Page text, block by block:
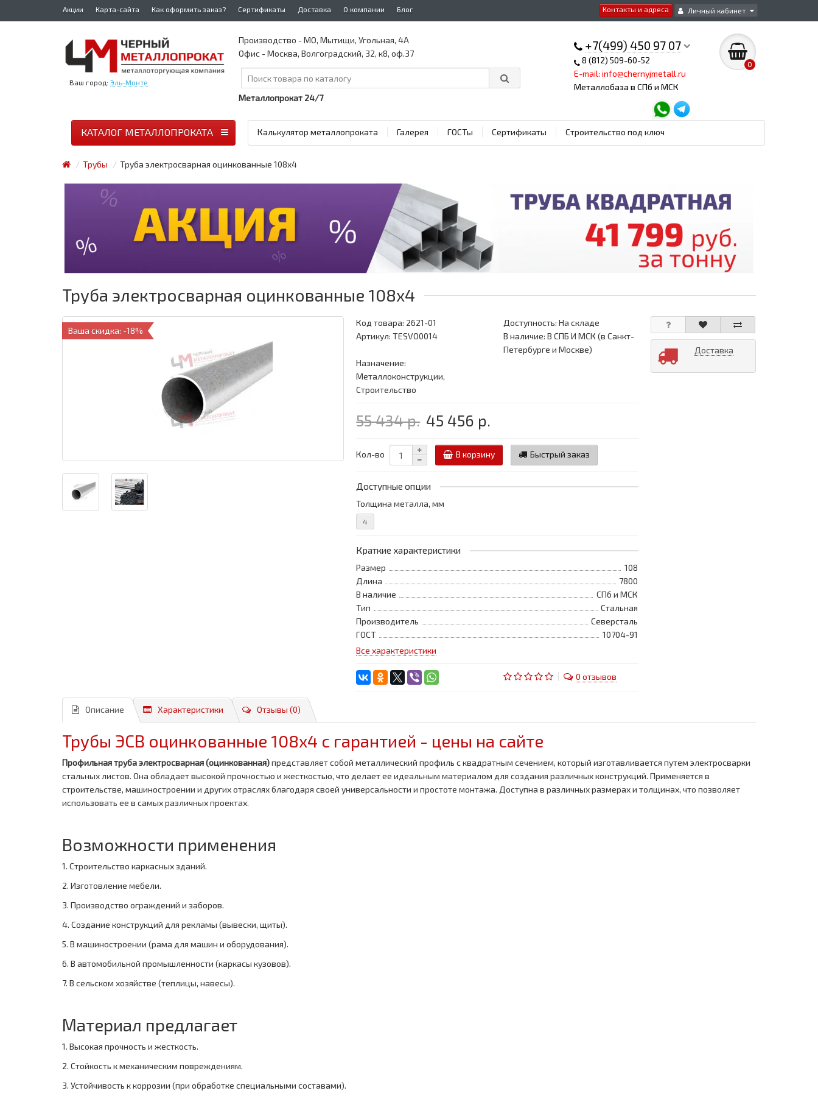
Контакты и адреса Личный кабинет
Акции Карта-сайта Как оформить заказ? Сертификаты Доставка О компании Блог
Ваш город: Эль-Монте
+7(499) 450 97 07
8 (812) 509-60-52
E-mail: info@chernyjmetall.ru
Металлобаза в СПб и МСК
0
Производство - МО, Мытищи, Угольная, 4А
Офис - Москва, Волгоградский, 32, к8, оф.37
Металлопрокат 24/7
Калькулятор металлопроката Галерея ГОСТы Сертификаты Строительство под ключ
КАТАЛОГ МЕТАЛЛОПРОКАТА
Трубы Труба электросварная оцинкованные 108x4
Труба электросварная оцинкованные 108x4
Ваша скидка: -18%
Код товара: 2621-01
Доступность: На складе
Артикул: TESVO0014
В наличие: В СПБ И МСК (в Санкт-
Петербурге и Москве)
Назначение:
Металлоконструкции,
Строительство
55 434 р. 45 456 р.
Кол-во В корзину Быстрый заказ
Доступные опции
Толщина металла, мм
4
Краткие характеристики
Размер
108
Длина
7800
В наличие
СПб и МСК
Тип
Стальная
Производитель
Северсталь
ГОСТ
10704-91
Все характеристики
0 отзывов
Доставка
Описание Характеристики Отзывы (0)
Трубы ЭСВ оцинкованные 108x4 с гарантией - цены на сайте
Профильная труба электросварная (оцинкованная)представляет собой металлический профиль с квадратным сечением, который изготавливается путем электросварки
стальных листов. Она обладает высокой прочностью и жесткостью, что делает ее идеальным материалом для создания различных конструкций. Применяется в
строительстве, машиностроении и других отраслях благодаря своей универсальности и простоте монтажа. Доступна в различных размерах и толщинах, что позволяет
использовать ее в самых различных проектах.
Возможности применения
1. Строительство каркасных зданий.
2. Изготовление мебели.
3. Производство ограждений и заборов.
4. Создание конструкций для рекламы (вывески, щиты).
5. В машиностроении (рама для машин и оборудования).
6. В автомобильной промышленности (каркасы кузовов).
7. В сельском хозяйстве (теплицы, навесы).
Материал предлагает
1. Высокая прочность и жесткость.
2. Стойкость к механическим повреждениям.
3. Устойчивость к коррозии (при обработке специальными составами).